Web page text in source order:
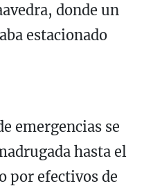
donde un
estacionado
emergencias se
hasta el
por efectivos de